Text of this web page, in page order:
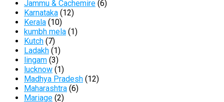
Jammu & Cachemire (6)
Karnataka (12)
Kerala (10)
kumbh mela (1)
Kutch (7)
Ladakh (1)
lingam (3)
lucknow (1)
Madhya Pradesh (12)
Maharashtra (6)
Mariage (2)